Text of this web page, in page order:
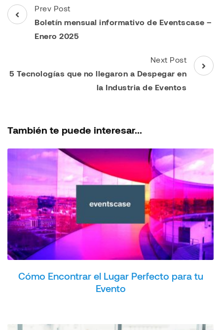
Post
Navigation
Prev Post
Boletín mensual informativo de Eventscase –
Enero 2025
Next Post
5 Tecnologías que no llegaron a Despegar en
la Industria de Eventos
También te puede interesar...
Cómo Encontrar el Lugar Perfecto para tu
Evento